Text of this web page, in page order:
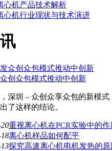
心机产品技术解析
心机行业现状与技术演进
创众包模式推动中创新
，深圳 – 众创众享众包的新模
了这样的结论。
重视离心机在PCR实验中的作
离心机样品如何配平
探究高速离心机电机发热的原